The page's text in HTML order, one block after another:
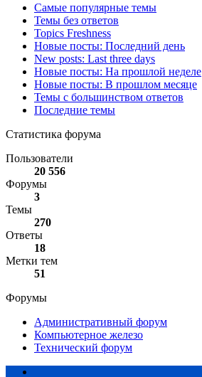
Самые популярные темы
Темы без ответов
Topics Freshness
Новые посты: Последний день
New posts: Last three days
Новые посты: На прошлой неделе
Новые посты: В прошлом месяце
Темы с большинством ответов
Последние темы
Статистика форума
Пользователи
20 556
Форумы
3
Темы
270
Ответы
18
Метки тем
51
Форумы
Административный форум
Компьютерное железо
Технический форум